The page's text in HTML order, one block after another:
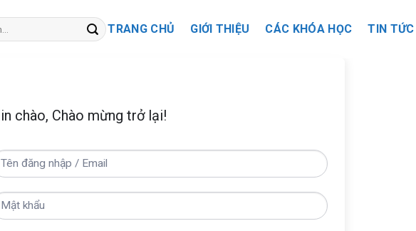
TRANG CHỦ GIỚI THIỆU CÁC KHÓA HỌC TIN TỨC
chào, Chào mừng trở lại!